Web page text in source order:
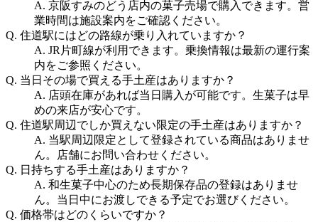
A. 京阪すみのどう店内の菓子売場で購入できます。営
業時間は施設案内をご確認ください。
Q. 住道駅にはどの路線が乗り入れていますか？
A. JR片町線が利用できます。乗換情報は最新の運行案
内をご参照ください。
Q. 当日その場で買える手土産はありますか？
A. 店頭在庫があれば当日購入が可能です。生菓子は早
めの来店が安心です。
Q. 住道駅周辺でしか買えない限定の手土産はありますか？
A. 当駅周辺限定として登録されている商品はありませ
ん。店舗にお問い合わせください。
Q. 日持ちする手土産はありますか？
A. 和生菓子中心のため長期保存品の登録はありませ
ん。当日中にお渡しできる予定でお選びください。
Q. 価格帯はどのくらいですか？